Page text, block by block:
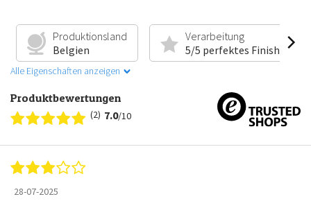
Produktionsland
Belgien
Verarbeitung
5/5 perfektes Finish
Alle Eigenschaften anzeigen
Produktbewertungen
(2) 7.0/10
28-07-2025